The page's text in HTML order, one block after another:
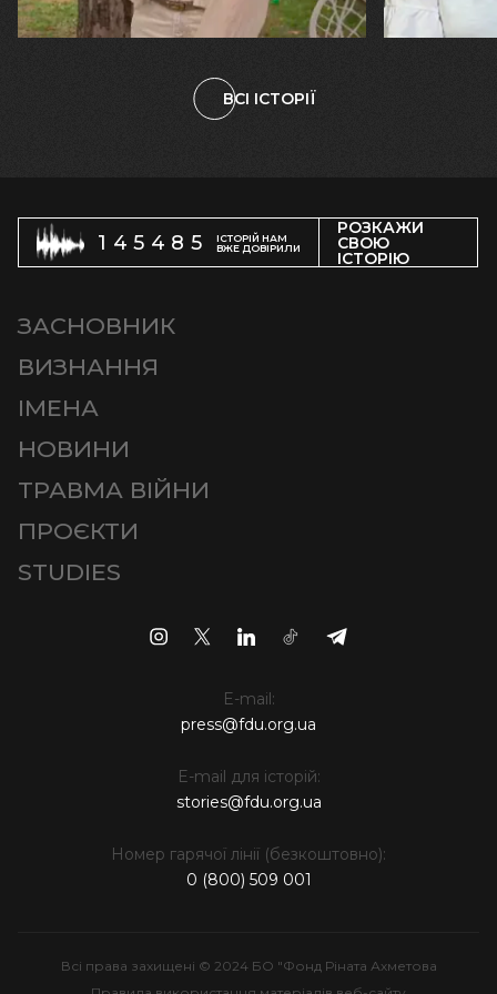
племінницю"
чоловіка
ВСІ ІСТОРІЇ
145485
ІСТОРІЙ НАМ
ВЖЕ ДОВІРИЛИ
РОЗКАЖИ
СВОЮ
ІСТОРІЮ
ЗАСНОВНИК
ВИЗНАННЯ
ІМЕНА
НОВИНИ
ТРАВМА ВІЙНИ
ПРОЄКТИ
STUDIES
E-mail:
press@fdu.org.ua
E-mail для історій:
stories@fdu.org.ua
Номер гарячої лінії (безкоштовно):
0 (800) 509 001
Всі права захищені © 2024 БО "Фонд Ріната Ахметова